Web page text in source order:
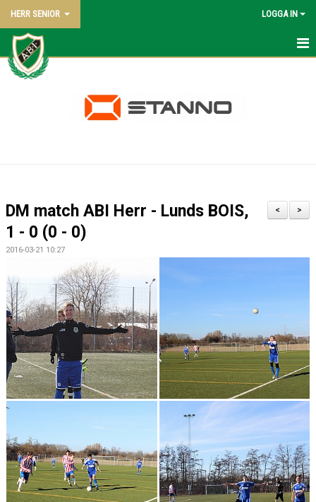
HERR SENIOR LOGGA IN
HEM
DOKUMENT
KONTAKT
MATCHER
>
<
DM match ABI Herr - Lunds BOIS,
1 - 0 (0 - 0)
2016-03-21 10:27